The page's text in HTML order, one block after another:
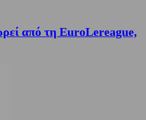
από τη EuroLereague,